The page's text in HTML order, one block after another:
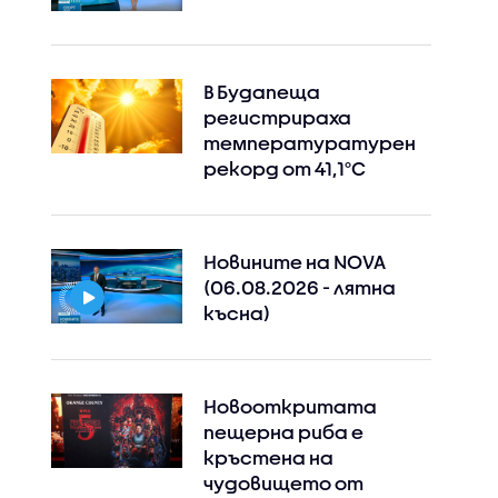
В Будапеща
регистрираха
температуратурен
рекорд от 41,1°C
Новините на NOVA
(06.08.2026 - лятна
късна)
Новооткритата
пещерна риба е
кръстена на
чудовището от